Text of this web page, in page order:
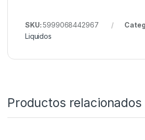
SKU:5999068442967
Liquidos
Productos relacionados